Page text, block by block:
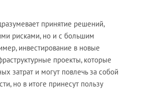
принятие решений,
рисками, но и с большим
инвестирование в новые
проекты, которые
затрат и могут повлечь за собой
но в итоге принесут пользу